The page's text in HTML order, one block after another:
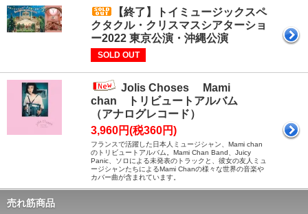
【終了】トイミュージックスペ
クタクル・クリスマスシアターショ
ー2022 東京公演・沖縄公演
SOLD OUT
Jolis Choses Mami
chan トリビュートアルバム
（アナログレコード）
3,960円(税360円)
フランスで活躍した日本人ミュージシャン、Mami chan
のトリビュートアルバム。Mami Chan Band、Juicy
Panic、ソロによる未発表のトラックと、彼女の友人ミュ
ージシャンたちによるMami Chanの様々な世界の音楽や
カバー曲が含まれています。
売れ筋商品